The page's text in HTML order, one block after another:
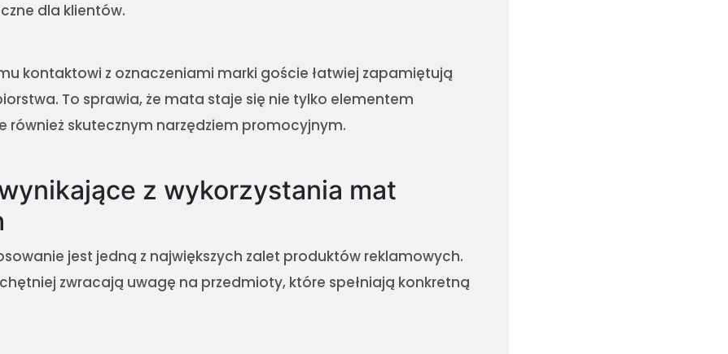
dla klientów.
kontaktowi z oznaczeniami marki goście łatwiej zapamiętują
To sprawia, że mata staje się nie tylko elementem
również skutecznym narzędziem promocyjnym.
z wykorzystania mat
jest jedną z największych zalet produktów reklamowych.
zwracają uwagę na przedmioty, które spełniają konkretną